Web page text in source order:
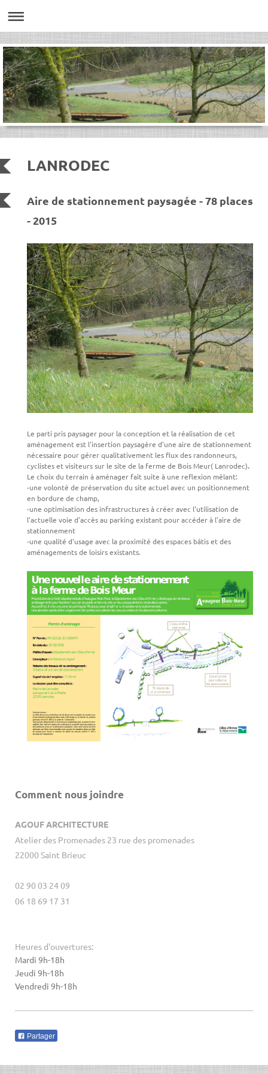
LANRODEC
Aire de stationnement paysagée - 78 places
- 2015
Le parti pris paysager pour la conception et la réalisation de cet
aménagement est l'insertion paysagère d'une aire de stationnement
nécessaire pour gérer qualitativement les flux des randonneurs,
cyclistes et visiteurs sur le site de la ferme de Bois Meur( Lanrodec).
Le choix du terrain à aménager fait suite à une reflexion mêlant:
-une volonté de préservation du site actuel avec un positionnement
en bordure de champ,
-une optimisation des infrastructures à créer avec l'utilisation de
l'actuelle voie d'accès au parking existant pour accéder à l'aire de
stationnement
-une qualité d'usage avec la proximité des espaces bâtis et des
aménagements de loisirs existants.
Comment nous joindre
AGOUF ARCHITECTURE
Atelier des Promenades 23 rue des promenades
22000 Saint Brieuc
02 90 03 24 09
06 18 69 17 31
Heures d'ouvertures:
Mardi 9h-18h
Jeudi 9h-18h
Vendredi 9h-18h
Partager